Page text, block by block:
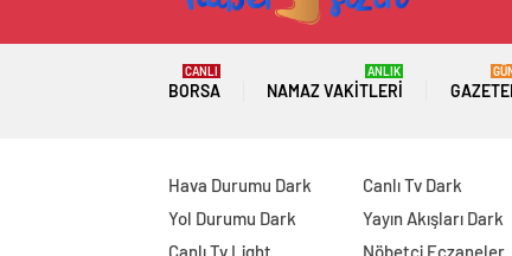
BORSA
CANLI
NAMAZ VAKITLERI
ANLIK
Hava Durumu Dark
Yol Durumu Dark
Canlı Tv Light
Canlı Tv Dark
Yayın Akışları Dark
Nöbetçi Eczaneler